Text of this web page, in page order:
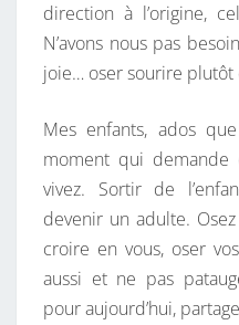
direction à l’origine,
N’avons nous pas
joie… oser sourire plutôt
Mes enfants, ados
moment qui
vivez. Sortir de
devenir un adulte.
croire en vous, oser
aussi et ne pas
pour aujourd’hui,